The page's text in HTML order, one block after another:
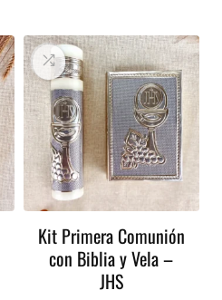
Kit Primera Comunión
con Biblia y Vela –
JHS